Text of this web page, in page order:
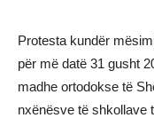
Protesta kundër
për më datë 31 gusht
madhe ortodokse të
nxënësve të shkollave